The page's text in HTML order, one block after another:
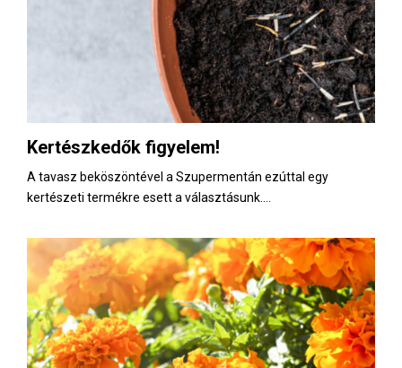
Kertészkedők figyelem!
A tavasz beköszöntével a Szupermentán ezúttal egy
kertészeti termékre esett a választásunk....